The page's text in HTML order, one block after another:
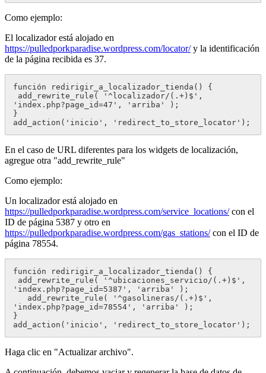
Como ejemplo:
El localizador está alojado en
https://pulledporkparadise.wordpress.com/locator/y la identificación
de la página recibida es 37.
función redirigir_a_localizador_tienda() {
'index.php?page_id=47', 'arriba' );
}
add_action('inicio', 'redirect_to_store_locator');
En el caso de URL diferentes para los widgets de localización,
agregue otra "add_rewrite_rule"
Como ejemplo:
Un localizador está alojado en
https://pulledporkparadise.wordpress.com/service_locations/con el
ID de página 5387 y otro en
https://pulledporkparadise.wordpress.com/gas_stations/con el ID de
página 78554.
función redirigir_a_localizador_tienda() {
'index.php?page_id=5387', 'arriba' );
'index.php?page_id=78554', 'arriba' );
}
add_action('inicio', 'redirect_to_store_locator');
Haga clic en "Actualizar archivo".